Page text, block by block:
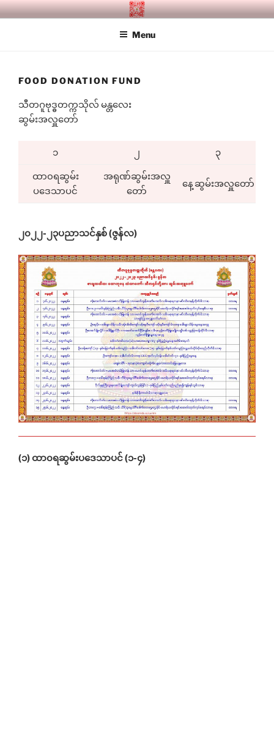
Skip
to
SITAGU BUDDHIST ACADEMY
Menu
FOOD DONATION FUND
သီတဂူဗုဒ္ဓတက္ကသိုလ် မန္တလေး
ဆွမ်းအလှူတော်
၁ ၂ ၃
ထာ၀ရဆွမ်း
ပဒေသာပင်
အရုဏ်ဆွမ်းအလှူ
တော်
နေ့ဆွမ်းအလှူတော်
၂၀၂၂-၂၃ပညာသင်နှစ် (ဇွန်လ)
(၁) ထာ၀ရဆွမ်းပဒေသာပင်(၁-၄)